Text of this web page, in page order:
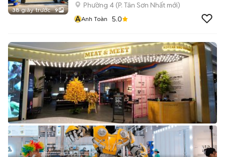
38 giây trước 9
Phường 4 (P. Tân Sơn Nhất mới)
AAnh Toàn 5.0